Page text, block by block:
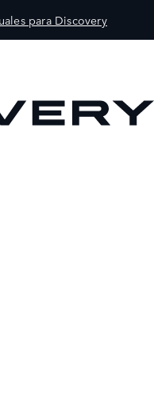
para Discovery